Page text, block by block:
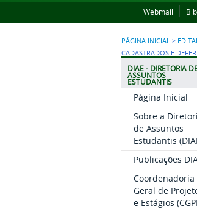
Webmail
PÁGINA INICIAL >
CADASTRADOS E
DIAE - DIRETORIA
ASSUNTOS
ESTUDANTIS
Página Inicial
Sobre a
de Assuntos
Estudantis
Publicações
Coordenadoria
Geral de
e Estágios